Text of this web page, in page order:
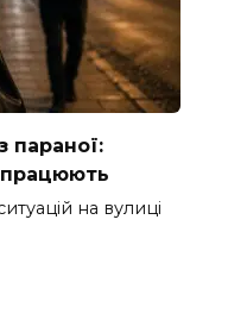
параної:
працюють
на вулиці